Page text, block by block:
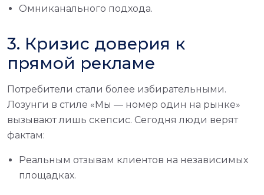
Омниканального подхода.
3. Кризис доверия к
прямой рекламе
Потребители стали более избирательными.
Лозунги в стиле «Мы — номер один на рынке»
вызывают лишь скепсис. Сегодня люди верят
фактам:
Реальным отзывам клиентов на независимых
площадках.